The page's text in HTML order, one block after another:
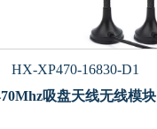
HX-XP470-16830-D1
吸盘天线无线模块